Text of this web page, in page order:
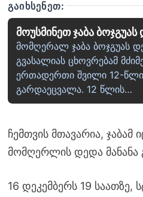
ᲒᲐᲘᲮᲡᲔᲜᲔᲗ:
მოუსმინეთ ჯაბა
მომღერალ ჯაბა ბოჯგუას
გვასალიას ცხოვრებამ
ერთადერთი შვილი 12-
გარდაეცვალა. 12 წლის…
ჩემთვის მთავარია, ჯაბამ
მომღერლის დედა მანანა
16 დეკემბერს 19 საათზე,